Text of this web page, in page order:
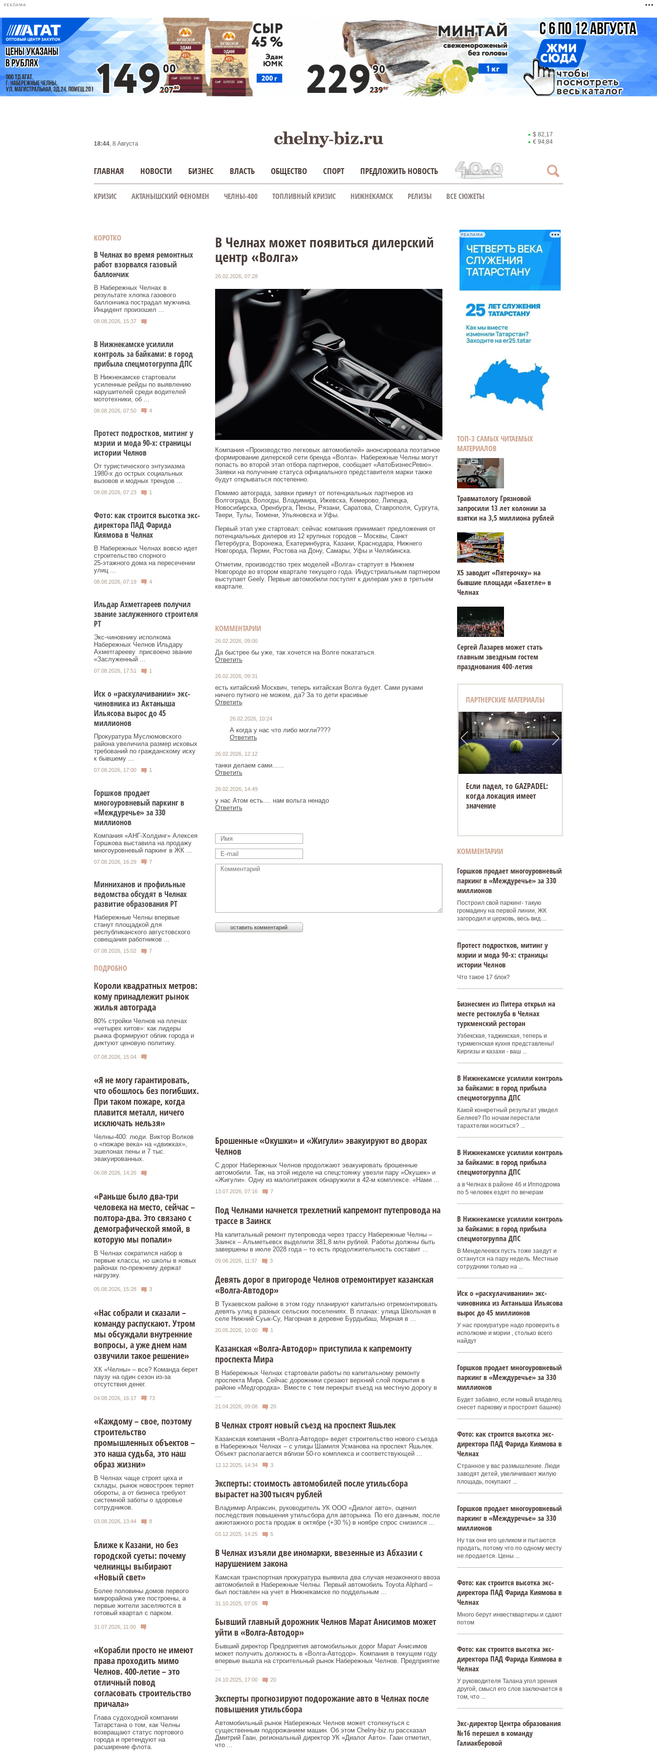
РЕКЛАМА
18:44, 8 Августа
$ 82,17
€ 94,84
ГЛАВНАЯ НОВОСТИ БИЗНЕС ВЛАСТЬ ОБЩЕСТВО СПОРТ ПРЕДЛОЖИТЬ НОВОСТЬ
КРИЗИС АКТАНЫШСКИЙ ФЕНОМЕН ЧЕЛНЫ-400 ТОПЛИВНЫЙ КРИЗИС НИЖНЕКАМСК РЕЛИЗЫ ВСЕ СЮЖЕТЫ
КОРОТКО
В Челнах во время ремонтных
работ взорвался газовый
баллончик
В Набережных Челнах в
результате хлопка газового
баллончика пострадал мужчина.
Инцидент произошел ...
08.08.2026, 15:37
В Нижнекамске усилили
контроль за байками: в город
прибыла спецмотогруппа ДПС
В Нижнекамске стартовали
усиленные рейды по выявлению
нарушителей среди водителей
мототехники, об ...
08.08.2026, 07:50 4
Протест подростков, митинг у
мэрии и мода 90-х: страницы
истории Челнов
От туристического энтузиазма
1980‑х до острых социальных
вызовов и модных трендов ...
08.08.2026, 07:23 1
Фото: как строится высотка экс-
директора ПАД Фарида
Киямова в Челнах
В Набережных Челнах вовсю идет
строительство спорного
25‑этажного дома на пересечении
улиц ...
08.08.2026, 07:19 4
Ильдар Ахметгареев получил
звание заслуженного строителя
РТ
Экс‑чиновнику исполкома
Набережных Челнов Ильдару
Ахметгарееву присвоено звание
«Заслуженный ...
07.08.2026, 17:51 1
Иск о «раскулачивании» экс-
чиновника из Актаныша
Ильясова вырос до 45
миллионов
Прокуратура Муслюмовского
района увеличила размер исковых
требований по гражданскому иску
к бывшему ...
07.08.2026, 17:00 1
Горшков продает
многоуровневый паркинг в
«Междуречье» за 330
миллионов
Компания «АНГ-Холдинг» Алексея
Горшкова выставила на продажу
многоуровневый паркинг в ЖК ...
07.08.2026, 16:29 7
Минниханов и профильные
ведомства обсудят в Челнах
развитие образования РТ
Набережные Челны впервые
станут площадкой для
республиканского августовского
совещания работников ...
07.08.2026, 15:02 7
ПОДРОБНО
Короли квадратных метров:
кому принадлежит рынок
жилья автограда
80% стройки Челнов на плечах
«четырех китов»: как лидеры
рынка формируют облик города и
диктуют ценовую политику.
07.08.2026, 15:04
«Я не могу гарантировать,
что обошлось без погибших.
При таком пожаре, когда
плавится металл, ничего
исключать нельзя»
Челны-400: люди. Виктор Волков
о «пожаре века» на «движках»,
эшелонах пены и 7 тыс.
эвакуированных.
06.08.2026, 14:26
«Раньше было два-три
человека на место, сейчас –
полтора-два. Это связано с
демографической ямой, в
которую мы попали»
В Челнах сократился набор в
первые классы, но школы в новых
районах по-прежнему держат
нагрузку.
05.08.2026, 15:28 3
«Нас собрали и сказали –
команду распускают. Утром
мы обсуждали внутренние
вопросы, а уже днем нам
озвучили такое решение»
ХК «Челны» – все? Команда берет
паузу на один сезон из-за
отсутствия денег.
04.08.2026, 16:17 73
«Каждому – свое, поэтому
строительство
промышленных объектов –
это наша судьба, это наш
образ жизни»
В Челнах чаще строят цеха и
склады, рынок новостроек теряет
обороты, а от бизнеса требуют
системной заботы о здоровье
сотрудников.
03.08.2026, 13:44 8
Ближе к Казани, но без
городской суеты: почему
челнинцы выбирают
«Новый свет»
Более половины домов первого
микрорайона уже построены, а
первые жители заселяются в
готовый квартал с парком.
31.07.2026, 11:00
«Корабли просто не имеют
права проходить мимо
Челнов. 400-летие – это
отличный повод
согласовать строительство
причала»
Глава судоходной компании
Татарстана о том, как Челны
возвращают статус портового
города и претендуют на
расширение флота.
В Челнах может появиться дилерский
центр «Волга»
26.02.2026, 07:28
Компания «Производство легковых автомобилей» анонсировала поэтапное
формирование дилерской сети бренда «Волга». Набережные Челны могут
попасть во второй этап отбора партнеров, сообщает «АвтоБизнесРевю».
Заявки на получение статуса официального представителя марки также
будут открываться постепенно.
Помимо автограда, заявки примут от потенциальных партнеров из
Волгограда, Вологды, Владимира, Ижевска, Кемерово, Липецка,
Новосибирска, Оренбурга, Пензы, Рязани, Саратова, Ставрополя, Сургута,
Твери, Тулы, Тюмени, Ульяновска и Уфы.
Первый этап уже стартовал: сейчас компания принимает предложения от
потенциальных дилеров из 12 крупных городов – Москвы, Санкт
Петербурга, Воронежа, Екатеринбурга, Казани, Краснодара, Нижнего
Новгорода, Перми, Ростова на Дону, Самары, Уфы и Челябинска.
Отметим, производство трех моделей «Волга» стартует в Нижнем
Новгороде во втором квартале текущего года. Индустриальным партнером
выступает Geely. Первые автомобили поступят к дилерам уже в третьем
квартале.
КОММЕНТАРИИ
26.02.2026, 09:00
Да быстрее бы уже, так хочется на Волге покататься.
Ответить
26.02.2026, 09:31
есть китайский Москвич, теперь китайская Волга будет. Сами руками
ничего путного не можем, да? За то дети красивые
Ответить
26.02.2026, 10:24
А когда у нас что либо могли????
Ответить
26.02.2026, 12:12
танки делаем сами......
Ответить
26.02.2026, 14:49
у нас Атом есть.... нам вольга ненадо
Ответить
Брошенные «Окушки» и «Жигули» эвакуируют во дворах
Челнов
С дорог Набережных Челнов продолжают эвакуировать брошенные
автомобили. Так, на этой неделе на спецстоянку увезли пару «Окушек» и
«Жигули». Одну из малолитражек обнаружили в 42-м комплексе. «Нами ...
13.07.2026, 07:16 7
Под Челнами начнется трехлетний капремонт путепровода на
трассе в Заинск
На капитальный ремонт путепровода через трассу Набережные Челны –
Заинск – Альметьевск выделили 381,8 млн рублей. Работы должны быть
завершены в июле 2028 года – то есть продолжительность составит ...
09.06.2026, 11:37 3
Девять дорог в пригороде Челнов отремонтирует казанская
«Волга-Автодор»
В Тукаевском районе в этом году планируют капитально отремонтировать
девять улиц в разных сельских поселениях. В планах: улица Школьная в
селе Нижний Суык‑Су, Нагорная в деревне Бурдыбаш, Мирная в ...
20.05.2026, 10:00 1
Казанская «Волга-Автодор» приступила к капремонту
проспекта Мира
В Набережных Челнах стартовали работы по капитальному ремонту
проспекта Мира. Сейчас дорожники срезают верхний слой покрытия в
районе «Медгородка». Вместе с тем перекрыт въезд на местную дорогу в
...
21.04.2026, 09:08 20
В Челнах строят новый съезд на проспект Яшьлек
Казанская компания «Волга‑Автодор» ведет строительство нового съезда
в Набережных Челнах – с улицы Шамиля Усманова на проспект Яшьлек.
Объект располагается вблизи 50‑го комплекса и соответствующей ...
12.12.2025, 14:34 3
Эксперты: стоимость автомобилей после утильсбора
вырастет на 300 тысяч рублей
Владимир Апраксин, руководитель УК ООО «Диалог авто», оценил
последствия повышения утильсбора для авторынка. По его данным, после
ажиотажного роста продаж в октябре (+30 %) в ноябре спрос снизился ...
03.12.2025, 14:25 5
В Челнах изъяли две иномарки, ввезенные из Абхазии с
нарушением закона
Камская транспортная прокуратура выявила два случая незаконного ввоза
автомобилей в Набережные Челны. Первый автомобиль Toyota Alphard –
был поставлен на учет в Нижнекамске по поддельным ...
31.10.2025, 07:05
Бывший главный дорожник Челнов Марат Анисимов может
уйти в «Волга-Автодор»
Бывший директор Предприятия автомобильных дорог Марат Анисимов
может получить должность в «Волга-Автодор». Компания в текущем году
впервые вышла на строительный рынок Набережных Челнов. Предприятие
...
24.10.2025, 17:00 20
Эксперты прогнозируют подорожание авто в Челнах после
повышения утильсбора
Автомобильный рынок Набережных Челнов может столкнуться с
существенным подорожанием машин. Об этом Сhelny-biz.ru рассказал
Дмитрий Гаан, региональный директор УК «Диалог Авто». Гаан отметил,
что ...
РЕКЛАМА
ТОП-3 САМЫХ ЧИТАЕМЫХ
МАТЕРИАЛОВ
Травматологу Грязновой
запросили 13 лет колонии за
взятки на 3,5 миллиона рублей
Х5 заводит «Пятерочку» на
бывшие площади «Бахетле» в
Челнах
Сергей Лазарев может стать
главным звездным гостем
празднования 400‑летия
ПАРТНЕРСКИЕ МАТЕРИАЛЫ
Если падел, то GAZPADEL:
когда локация имеет
значение
КОММЕНТАРИИ
Горшков продает многоуровневый
паркинг в «Междуречье» за 330
миллионов
Построил свой паркинг- такую
громадину на первой линии, ЖК
загородил и церковь, весь вид ...
Протест подростков, митинг у
мэрии и мода 90-х: страницы
истории Челнов
Что такое 17 блок?
Бизнесмен из Питера открыл на
месте рестоклуба в Челнах
туркменский ресторан
Узбекская, таджикская, теперь и
туркмегнская кухня представлены!
Киргизы и казахи - ваш ...
В Нижнекамске усилили контроль
за байками: в город прибыла
спецмотогруппа ДПС
Какой конкретный результат увидел
Беляев? По ночам перестали
тарахтелки носиться? ...
В Нижнекамске усилили контроль
за байками: в город прибыла
спецмотогруппа ДПС
а в Челнах в районе 46 и Ипподрома
по 5 человек ездят по вечерам
В Нижнекамске усилили контроль
за байками: в город прибыла
спецмотогруппа ДПС
В Менделеевск пусть тоже заедут и
останутся на пару недель. Местные
сотрудники только на ...
Иск о «раскулачивании» экс-
чиновника из Актаныша Ильясова
вырос до 45 миллионов
У нас прокуратуре надо проверить в
исполкоме и мэрии , столько всего
найдут
Горшков продает многоуровневый
паркинг в «Междуречье» за 330
миллионов
Будет забавно, если новый владелец
снесет парковку и простроит башню)
Фото: как строится высотка экс-
директора ПАД Фарида Киямова в
Челнах
Странное у вас размышление. Люди
заводят детей, увеличивают жилую
площадь, покупают ...
Горшков продает многоуровневый
паркинг в «Междуречье» за 330
миллионов
Ну так они его целиком и пытаются
продать, потому что по одному месту
не продается. Цены ...
Фото: как строится высотка экс-
директора ПАД Фарида Киямова в
Челнах
Много берут инвестквартиры и сдают
потом
Фото: как строится высотка экс-
директора ПАД Фарида Киямова в
Челнах
У руководителя Талана угол зрения
другой, смысл его слов заключается в
том, что ...
Экс-директор Центра образования
№16 перешел в команду
Галиакберовой